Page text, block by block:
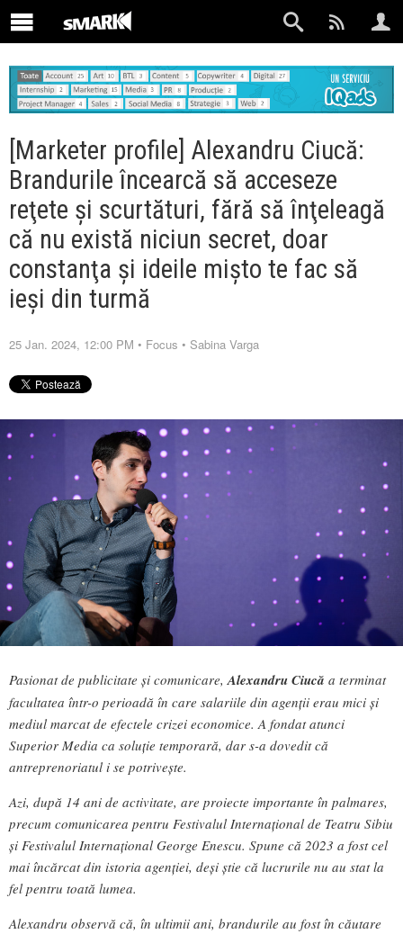
[Marketer profile] Alexandru Ciucă:
Brandurile încearcă să acceseze
reţete şi scurtături, fără să înţeleagă
că nu există niciun secret, doar
constanţa şi ideile mişto te fac să
ieşi din turmă
25 Jan. 2024, 12:00 PM • Focus • Sabina Varga
Pasionat de publicitate și comunicare, Alexandru Ciucă a terminat
facultatea într-o perioadă în care salariile din agenții erau mici și
mediul marcat de efectele crizei economice. A fondat atunci
Superior Media ca soluție temporară, dar s-a dovedit că
antreprenoriatul i se potrivește.
Azi, după 14 ani de activitate, are proiecte importante în palmares,
precum comunicarea pentru Festivalul Internaţional de Teatru Sibiu
şi Festivalul Internaţional George Enescu. Spune că 2023 a fost cel
mai încărcat din istoria agenției, deși știe că lucrurile nu au stat la
fel pentru toată lumea.
Alexandru observă că, în ultimii ani, brandurile au fost în căutare